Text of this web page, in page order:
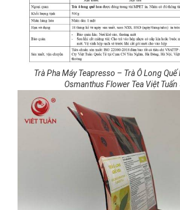
Trà Pha Máy Teapresso – Trà Ô Long
Osmanthus Flower Tea Việt